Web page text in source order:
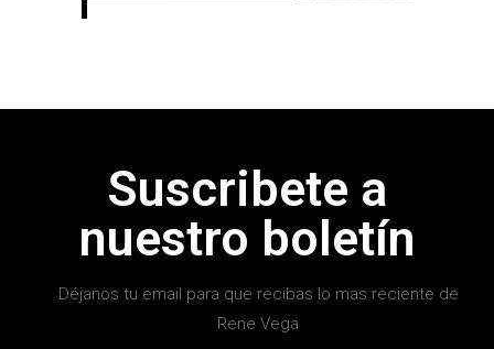
Suscribete a
nuestro boletín
Déjanos tu email para que recibas lo mas reciente de
Rene Vega